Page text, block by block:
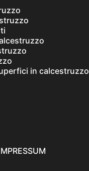
in calcestruzzo